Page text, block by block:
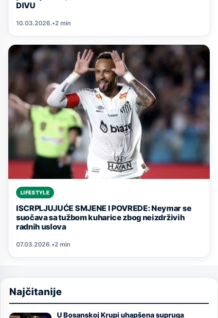
DIVU
10.03.2026.•2 min
LIFESTYLE
ISCRPLJUJUĆE SMJENE I POVREDE: Neymar se
suočava sa tužbom kuharice zbog neizdrživih
radnih uslova
07.03.2026.•2 min
Najčitanije
U Bosanskoj Krupi uhapšena supruga